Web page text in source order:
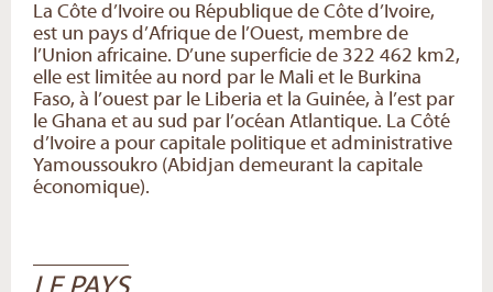
La Côte d’Ivoire ou République de Côte d’Ivoire,
est un pays d’Afrique de l’Ouest, membre de
l’Union africaine. D’une superficie de 322 462 km2,
elle est limitée au nord par le Mali et le Burkina
Faso, à l’ouest par le Liberia et la Guinée, à l’est par
le Ghana et au sud par l’océan Atlantique. La Côté
d’Ivoire a pour capitale politique et administrative
Yamoussoukro (Abidjan demeurant la capitale
économique).